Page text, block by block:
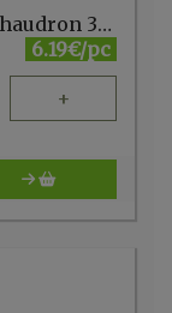
Confiture de mangues cuite au chaudron 300 g Lucien Georgelin
6.19€/pc
+